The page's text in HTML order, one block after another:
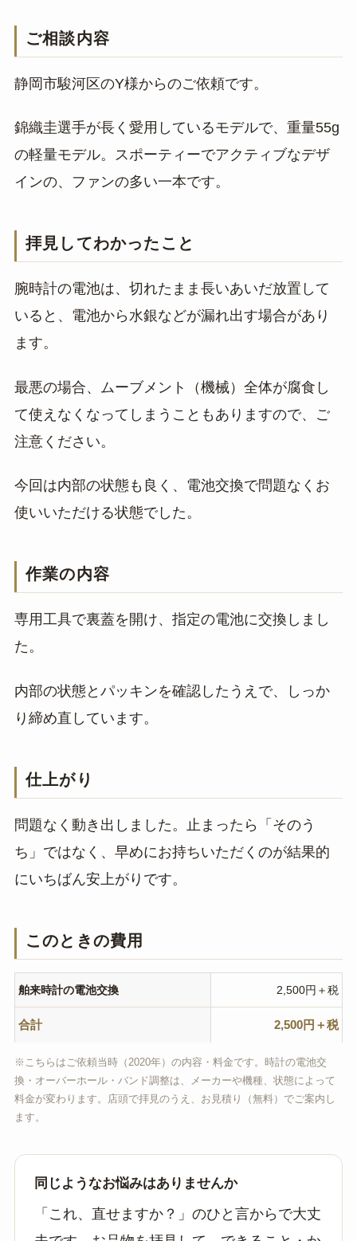
ご相談内容
静岡市駿河区のY様からのご依頼です。
錦織圭選手が長く愛用しているモデルで、重量55g
の軽量モデル。スポーティーでアクティブなデザ
インの、ファンの多い一本です。
拝見してわかったこと
腕時計の電池は、切れたまま長いあいだ放置して
いると、電池から水銀などが漏れ出す場合があり
ます。
最悪の場合、ムーブメント（機械）全体が腐食し
て使えなくなってしまうこともありますので、ご
注意ください。
今回は内部の状態も良く、電池交換で問題なくお
使いいただける状態でした。
作業の内容
専用工具で裏蓋を開け、指定の電池に交換しまし
た。
内部の状態とパッキンを確認したうえで、しっか
り締め直しています。
仕上がり
問題なく動き出しました。止まったら「そのう
ち」ではなく、早めにお持ちいただくのが結果的
にいちばん安上がりです。
このときの費用
舶来時計の電池交換 2,500円＋税
合計 2,500円＋税
※こちらはご依頼当時（2020年）の内容・料金です。時計の電池交
換・オーバーホール・バンド調整は、メーカーや機種、状態によって
料金が変わります。店頭で拝見のうえ、お見積り（無料）でご案内し
ます。
同じようなお悩みはありませんか
「これ、直せますか？」のひと言からで大丈